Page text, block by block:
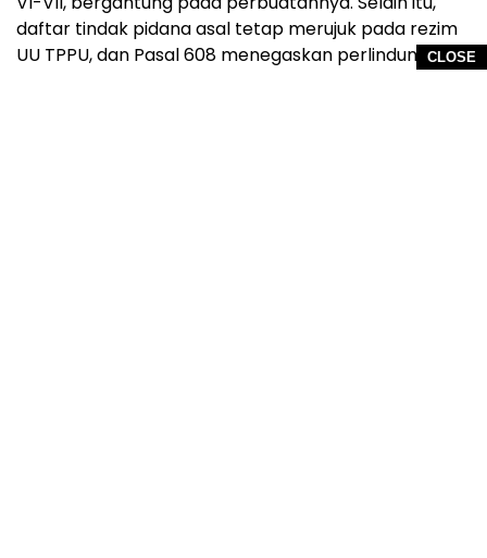
CLOSE
daftar tindak pidana asal tetap merujuk pada rezim
UU TPPU, dan Pasal 608 menegaskan perlindungan